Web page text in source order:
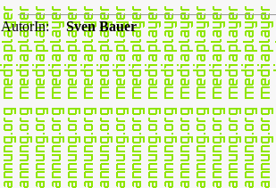
AutorIn: Sven Bauer